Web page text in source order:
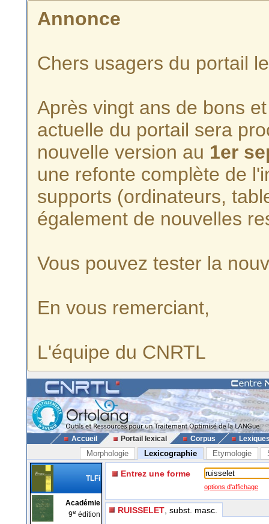
Annonce
Chers usagers du portail
Après vingt ans de bons
actuelle du portail sera
nouvelle version au 1er
une refonte complète de
supports (ordinateurs,
également de nouvelles
Vous pouvez tester la
En vous remerciant,
L'équipe du CNRTL
Accueil Portail lexical Corpus
Morphologie Lexicographie Etymologie
TLFi
Académie
9e édition
Entrez une forme
options d'affichage
RUISSELET , subst. masc.